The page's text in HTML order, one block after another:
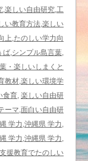
,楽しい自由研究,工
い教育方法,楽しい
上,たのしい学力向
,シンプル島言葉,
・楽しいしまくと
教材,楽しい環境学
育, 楽しい自由研
ーマ,面白い自由研
学力,沖縄県 学力,
学力,沖縄県 学力,
援教育でたのしい